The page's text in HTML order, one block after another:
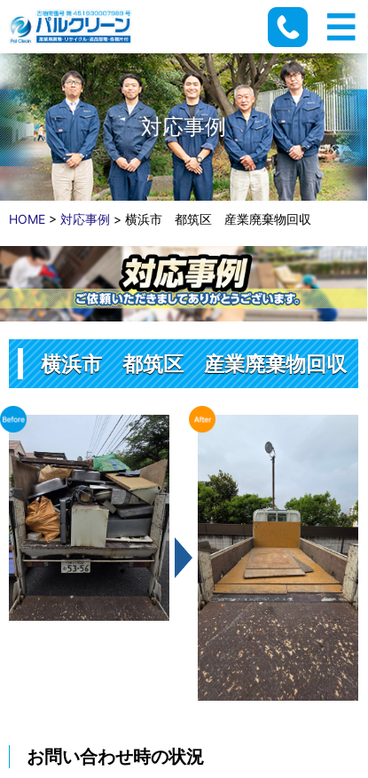
対応事例
HOME > 対応事例 > 横浜市 都筑区 産業廃棄物回収
横浜市 都筑区 産業廃棄物回収
お問い合わせ時の状況